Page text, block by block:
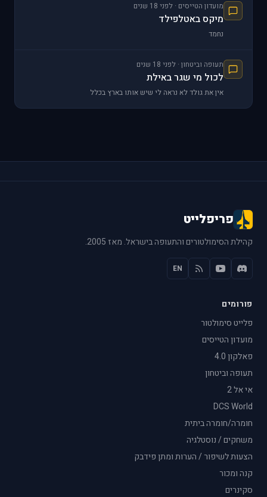
מועדון הטייסים · לפני 18 שנים
מיקס באטלפילד
נחמד
תעופה וביטחון · לפני 18 שנים
לכול מי שגר באילת
אין את גולד לא נראה לי שיש אותו בארץ בכלל
פריפלייט
קהילת הסימולטורים והתעופה בישראל. מאז 2005.
EN
פורומים
פלייט סימולטור
מועדון הטייסים
פאלקון 4.0
תעופה וביטחון
אי אל 2
DCS World
חומרה/חומרה ביתית
משחקים / נוסטלגיה
הצעות לשיפור / הערות ומתן פידבק
קנה ומכור
סקינרים